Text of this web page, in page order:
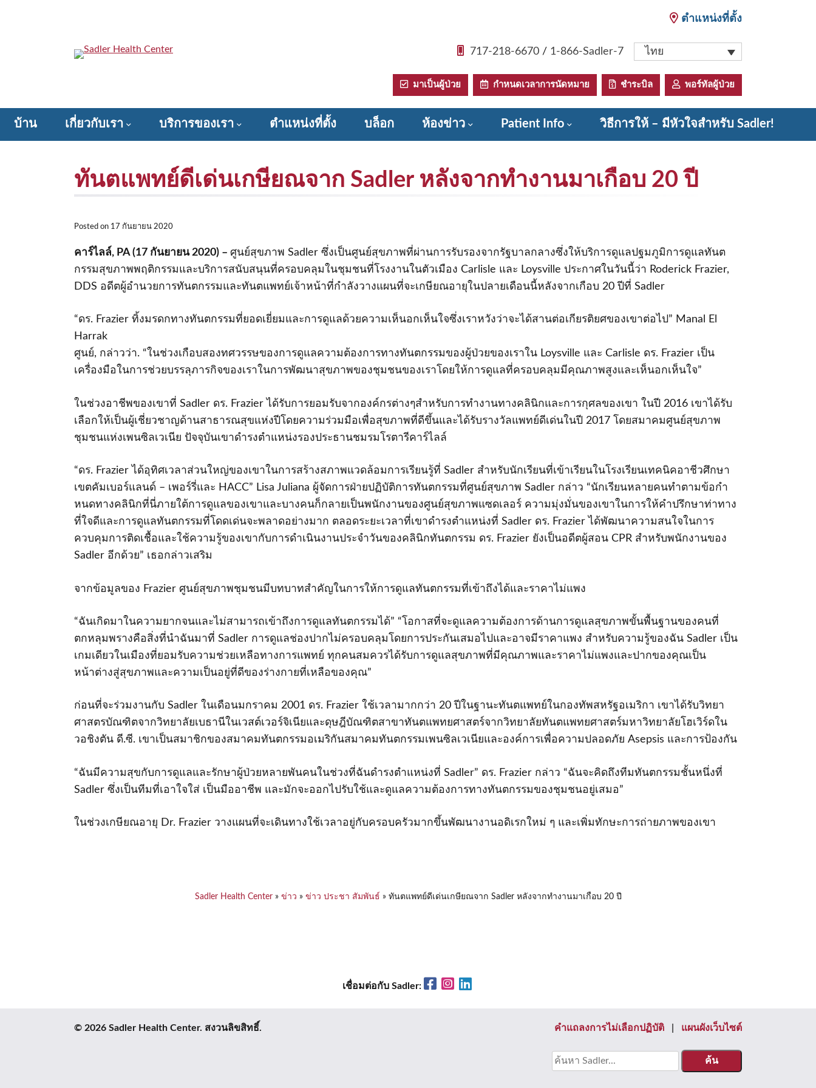
ตำแหน่งที่ตั้ง
717-218-6670 / 1-866-Sadler-7 ไทย
มาเป็นผู้ป่วย กําหนดเวลาการนัดหมาย ชําระบิล พอร์ทัลผู้ป่วย
บ้าน เกี่ยวกับเรา บริการของเรา ตำแหน่งที่ตั้ง บล็อก ห้องข่าว Patient Info วิธีการให้ – มีหัวใจสําหรับ Sadler!
ทันตแพทย์ดีเด่นเกษียณจาก Sadler หลังจากทํางานมาเกือบ 20 ปี
Posted on 17 กันยายน 2020
คาร์ไลล์, PA (17 กันยายน 2020) – ศูนย์สุขภาพ Sadler ซึ่งเป็นศูนย์สุขภาพที่ผ่านการรับรองจากรัฐบาลกลางซึ่งให้บริการดูแลปฐมภูมิการดูแลทันต
กรรมสุขภาพพฤติกรรมและบริการสนับสนุนที่ครอบคลุมในชุมชนที่โรงงานในตัวเมือง Carlisle และ Loysville ประกาศในวันนี้ว่า Roderick Frazier,
DDS อดีตผู้อํานวยการทันตกรรมและทันตแพทย์เจ้าหน้าที่กําลังวางแผนที่จะเกษียณอายุในปลายเดือนนี้หลังจากเกือบ 20 ปีที่ Sadler
“ดร. Frazier ทิ้งมรดกทางทันตกรรมที่ยอดเยี่ยมและการดูแลด้วยความเห็นอกเห็นใจซึ่งเราหวังว่าจะได้สานต่อเกียรติยศของเขาต่อไป” Manal El
Harrak
ศูนย์, กล่าวว่า. “ในช่วงเกือบสองทศวรรษของการดูแลความต้องการทางทันตกรรมของผู้ป่วยของเราใน Loysville และ Carlisle ดร. Frazier เป็น
เครื่องมือในการช่วยบรรลุภารกิจของเราในการพัฒนาสุขภาพของชุมชนของเราโดยให้การดูแลที่ครอบคลุมมีคุณภาพสูงและเห็นอกเห็นใจ”
ในช่วงอาชีพของเขาที่ Sadler ดร. Frazier ได้รับการยอมรับจากองค์กรต่างๆสําหรับการทํางานทางคลินิกและการกุศลของเขา ในปี 2016 เขาได้รับ
เลือกให้เป็นผู้เชี่ยวชาญด้านสาธารณสุขแห่งปีโดยความร่วมมือเพื่อสุขภาพที่ดีขึ้นและได้รับรางวัลแพทย์ดีเด่นในปี 2017 โดยสมาคมศูนย์สุขภาพ
ชุมชนแห่งเพนซิลเวเนีย ปัจจุบันเขาดํารงตําแหน่งรองประธานชมรมโรตารีคาร์ไลล์
“ดร. Frazier ได้อุทิศเวลาส่วนใหญ่ของเขาในการสร้างสภาพแวดล้อมการเรียนรู้ที่ Sadler สําหรับนักเรียนที่เข้าเรียนในโรงเรียนเทคนิคอาชีวศึกษา
เขตคัมเบอร์แลนด์ – เพอร์รี่และ HACC” Lisa Juliana ผู้จัดการฝ่ายปฏิบัติการทันตกรรมที่ศูนย์สุขภาพ Sadler กล่าว “นักเรียนหลายคนทําตามข้อกํา
หนดทางคลินิกที่นี่ภายใต้การดูแลของเขาและบางคนก็กลายเป็นพนักงานของศูนย์สุขภาพแซดเลอร์ ความมุ่งมั่นของเขาในการให้คําปรึกษาท่าทาง
ที่ใจดีและการดูแลทันตกรรมที่โดดเด่นจะพลาดอย่างมาก ตลอดระยะเวลาที่เขาดํารงตําแหน่งที่ Sadler ดร. Frazier ได้พัฒนาความสนใจในการ
ควบคุมการติดเชื้อและใช้ความรู้ของเขากับการดําเนินงานประจําวันของคลินิกทันตกรรม ดร. Frazier ยังเป็นอดีตผู้สอน CPR สําหรับพนักงานของ
Sadler อีกด้วย” เธอกล่าวเสริม
จากข้อมูลของ Frazier ศูนย์สุขภาพชุมชนมีบทบาทสําคัญในการให้การดูแลทันตกรรมที่เข้าถึงได้และราคาไม่แพง
“ฉันเกิดมาในความยากจนและไม่สามารถเข้าถึงการดูแลทันตกรรมได้” “โอกาสที่จะดูแลความต้องการด้านการดูแลสุขภาพขั้นพื้นฐานของคนที่
ตกหลุมพรางคือสิ่งที่นําฉันมาที่ Sadler การดูแลช่องปากไม่ครอบคลุมโดยการประกันเสมอไปและอาจมีราคาแพง สําหรับความรู้ของฉัน Sadler เป็น
เกมเดียวในเมืองที่ยอมรับความช่วยเหลือทางการแพทย์ ทุกคนสมควรได้รับการดูแลสุขภาพที่มีคุณภาพและราคาไม่แพงและปากของคุณเป็น
หน้าต่างสู่สุขภาพและความเป็นอยู่ที่ดีของร่างกายที่เหลือของคุณ”
ก่อนที่จะร่วมงานกับ Sadler ในเดือนมกราคม 2001 ดร. Frazier ใช้เวลามากกว่า 20 ปีในฐานะทันตแพทย์ในกองทัพสหรัฐอเมริกา เขาได้รับวิทยา
ศาสตรบัณฑิตจากวิทยาลัยเบธานีในเวสต์เวอร์จิเนียและดุษฎีบัณฑิตสาขาทันตแพทยศาสตร์จากวิทยาลัยทันตแพทยศาสตร์มหาวิทยาลัยโฮเวิร์ดใน
วอชิงตัน ดี.ซี. เขาเป็นสมาชิกของสมาคมทันตกรรมอเมริกันสมาคมทันตกรรมเพนซิลเวเนียและองค์การเพื่อความปลอดภัย Asepsis และการป้องกัน
“ฉันมีความสุขกับการดูแลและรักษาผู้ป่วยหลายพันคนในช่วงที่ฉันดํารงตําแหน่งที่ Sadler” ดร. Frazier กล่าว “ฉันจะคิดถึงทีมทันตกรรมชั้นหนึ่งที่
Sadler ซึ่งเป็นทีมที่เอาใจใส่ เป็นมืออาชีพ และมักจะออกไปรับใช้และดูแลความต้องการทางทันตกรรมของชุมชนอยู่เสมอ”
ในช่วงเกษียณอายุ Dr. Frazier วางแผนที่จะเดินทางใช้เวลาอยู่กับครอบครัวมากขึ้นพัฒนางานอดิเรกใหม่ ๆ และเพิ่มทักษะการถ่ายภาพของเขา
Sadler Health Center» ข่าว » ข่าว ประชา สัมพันธ์ » ทันตแพทย์ดีเด่นเกษียณจาก Sadler หลังจากทํางานมาเกือบ 20 ปี
เชื่อมต่อกับ Sadler: FacebookInstagram
© 2026 Sadler Health Center. สงวนลิขสิทธิ์. คําแถลงการไม่เลือกปฏิบัติ แผนผังเว็บไซต์
หา: